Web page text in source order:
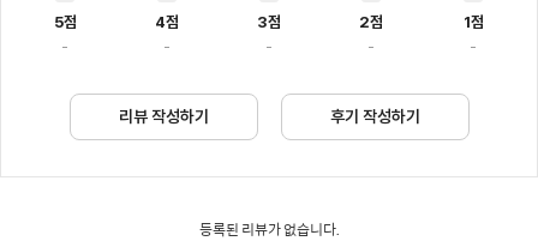
5점
-
4점
-
3점
-
2점
-
1점
-
리뷰 작성하기 후기 작성하기
등록된 리뷰가 없습니다.